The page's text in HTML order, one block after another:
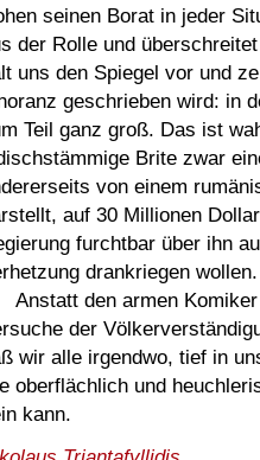
seinen Borat in jeder
der Rolle und
uns den Spiegel vor und
geschrieben wird: in
Teil ganz groß. Das ist
Brite zwar
von einem
auf 30 Millionen
furchtbar über ihn
drankriegen wollen.
Anstatt den armen
der
wir alle irgendwo, tief in
oberflächlich und
kann.